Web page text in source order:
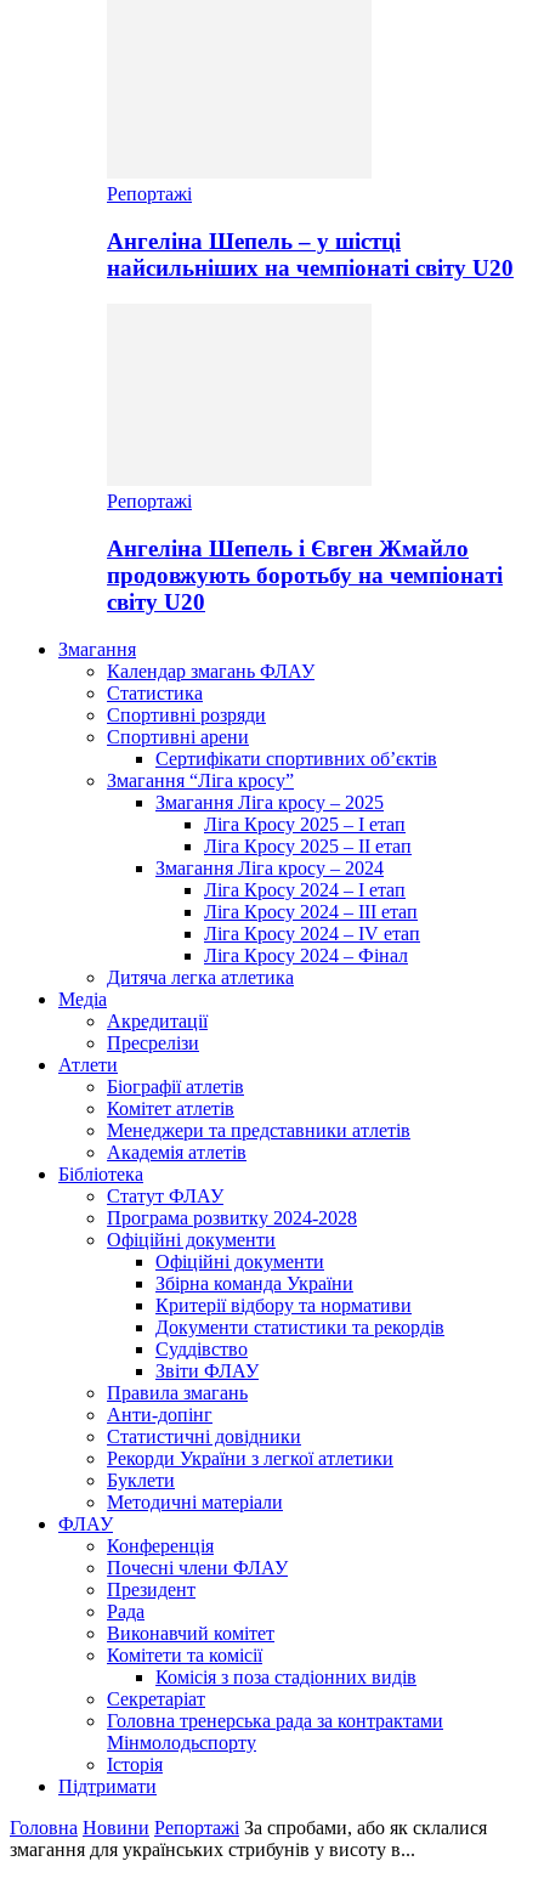
Репортажі
Ангеліна Шепель – у шістці
найсильніших на чемпіонаті світу U20
Репортажі
Ангеліна Шепель і Євген Жмайло
продовжують боротьбу на чемпіонаті
світу U20
Змагання
Календар змагань ФЛАУ
Статистика
Спортивні розряди
Спортивні арени
Сертифікати спортивних об’єктів
Змагання “Ліга кросу”
Змагання Ліга кросу – 2025
Ліга Кросу 2025 – I етап
Ліга Кросу 2025 – II етап
Змагання Ліга кросу – 2024
Ліга Кросу 2024 – I етап
Ліга Кросу 2024 – III етап
Ліга Кросу 2024 – IV етап
Ліга Кросу 2024 – Фінал
Дитяча легка атлетика
Медіа
Акредитації
Пресрелізи
Атлети
Біографії атлетів
Комітет атлетів
Менеджери та представники атлетів
Академія атлетів
Бібліотека
Статут ФЛАУ
Програма розвитку 2024-2028
Офіційні документи
Офіційні документи
Збірна команда України
Критерії відбору та нормативи
Документи статистики та рекордів
Суддівство
Звіти ФЛАУ
Правила змагань
Анти-допінг
Статистичні довідники
Рекорди України з легкої атлетики
Буклети
Методичні матеріали
ФЛАУ
Конференція
Почесні члени ФЛАУ
Президент
Рада
Виконавчий комітет
Комітети та комісії
Комісія з поза стадіонних видів
Секретаріат
Головна тренерська рада за контрактами
Мінмолодьспорту
Історія
Підтримати
Головна Новини Репортажі За спробами, або як склалися
змагання для українських стрибунів у висоту в...